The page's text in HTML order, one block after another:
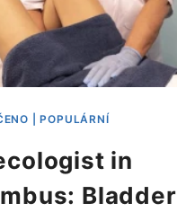
in
Bladder